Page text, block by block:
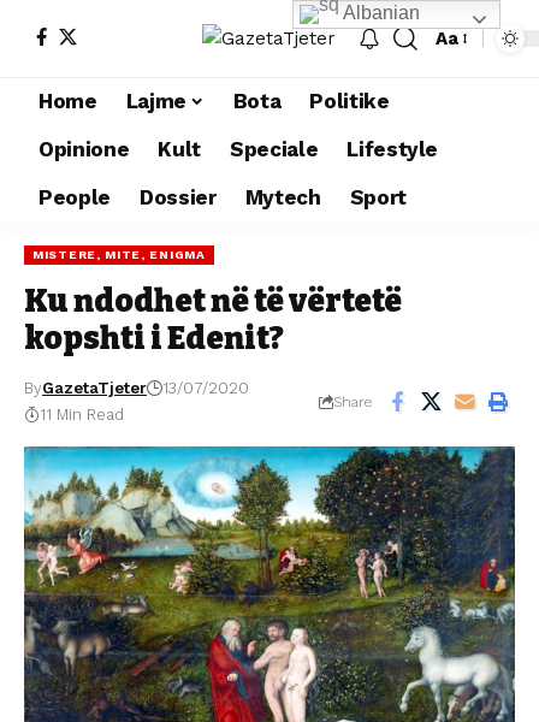
Aa
Home Lajme Bota
Politike
Opinione
Kult Speciale
Lifestyle
People
Dossier Mytech Sport
MISTERE, MITE, ENIGMA
Ku ndodhet në të vërtetë
kopshti i Edenit?
ByGazetaTjeter
13/07/2020
11 Min Read
Share
Albanian